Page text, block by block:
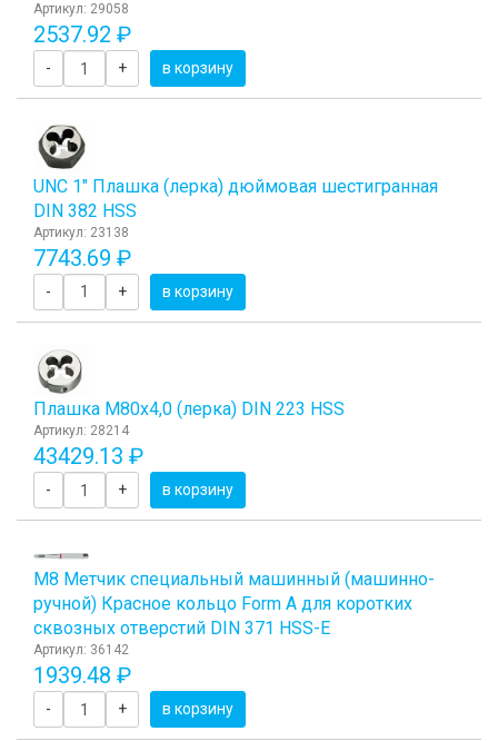
Артикул: 29058
2537.92 ₽
- + в корзину
UNC 1" Плашка (лерка) дюймовая шестигранная
DIN 382 HSS
Артикул: 23138
7743.69 ₽
- + в корзину
Плашка М80x4,0 (лерка) DIN 223 HSS
Артикул: 28214
43429.13 ₽
- + в корзину
М8 Метчик специальный машинный (машинно-
ручной) Красное кольцо Form A для коротких
сквозных отверстий DIN 371 HSS-E
Артикул: 36142
1939.48 ₽
- + в корзину